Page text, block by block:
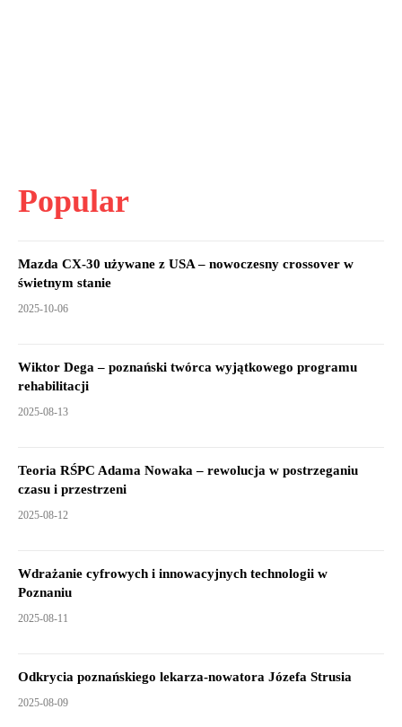
Popular
Mazda CX-30 używane z USA – nowoczesny crossover w
świetnym stanie
2025-10-06
Wiktor Dega – poznański twórca wyjątkowego programu
rehabilitacji
2025-08-13
Teoria RŚPC Adama Nowaka – rewolucja w postrzeganiu
czasu i przestrzeni
2025-08-12
Wdrażanie cyfrowych i innowacyjnych technologii w
Poznaniu
2025-08-11
Odkrycia poznańskiego lekarza-nowatora Józefa Strusia
2025-08-09